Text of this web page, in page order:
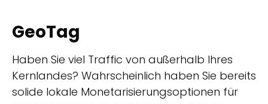
GeoTag
Haben Sie viel Traffic von außerhalb Ihres
Kernlandes? Wahrscheinlich haben Sie bereits
solide lokale Monetarisierungsoptionen für